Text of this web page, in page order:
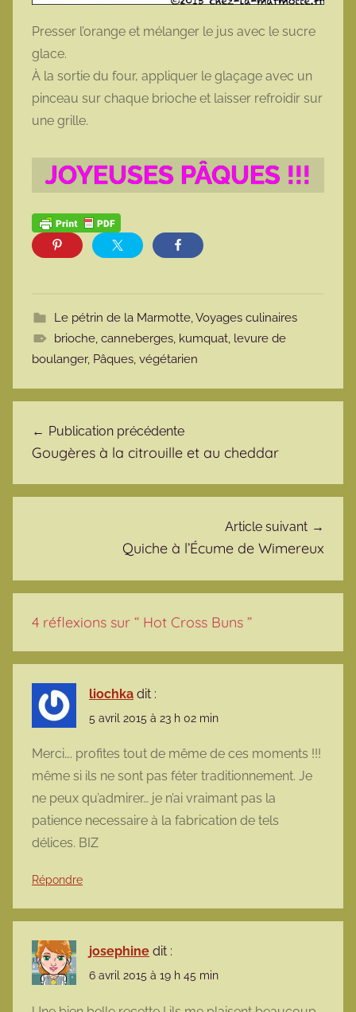
Presser l’orange et mélanger le jus avec le sucre
glace.
À la sortie du four, appliquer le glaçage avec un
pinceau sur chaque brioche et laisser refroidir sur
une grille.
JOYEUSES PÂQUES !!!
Le pétrin de la Marmotte,Voyages culinaires
brioche, canneberges, kumquat, levure de
boulanger, Pâques, végétarien
Publication précédente
Gougères à la citrouille et au cheddar
Article suivant
Quiche à l’Écume de Wimereux
4 réflexions sur “ Hot Cross Buns ”
liochka dit :
5 avril 2015 à 23 h 02 min
Merci…. profites tout de même de ces moments !!!
même si ils ne sont pas féter traditionnement. Je
ne peux qu’admirer… je n’ai vraimant pas la
patience necessaire à la fabrication de tels
délices. BIZ
Répondre
josephine dit :
6 avril 2015 à 19 h 45 min